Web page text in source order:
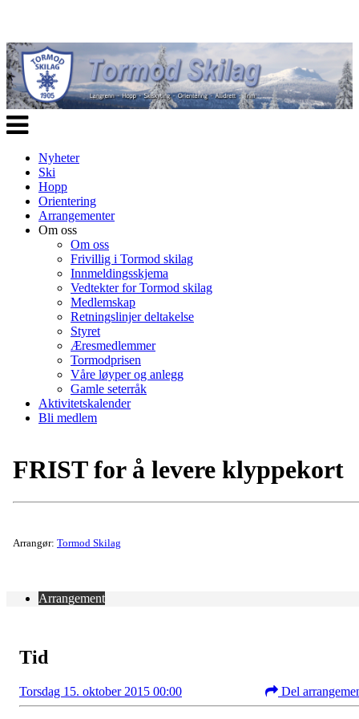
Veksle
navigasjon
Nyheter
Ski
Hopp
Orientering
Arrangementer
Om oss
Om oss
Frivillig i Tormod skilag
Innmeldingsskjema
Vedtekter for Tormod skilag
Medlemskap
Retningslinjer deltakelse
Styret
Æresmedlemmer
Tormodprisen
Våre løyper og anlegg
Gamle seterråk
Aktivitetskalender
Bli medlem
FRIST for å levere klyppekort
Arrangør: Tormod Skilag
Arrangement
Tid
Torsdag 15. oktober 2015 00:00 Del